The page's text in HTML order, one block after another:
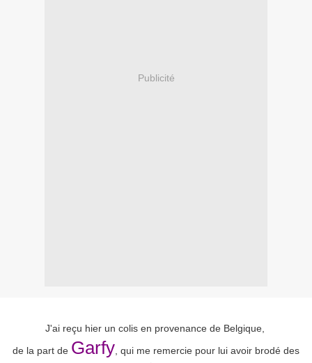
Publicité
J'ai reçu hier un colis en provenance de Belgique,
de la part de Garfy , qui me remercie pour lui avoir brodé des